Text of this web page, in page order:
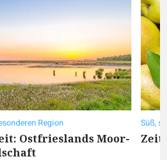
Region
Ostfrieslands Moor-
Süß,
Zeit